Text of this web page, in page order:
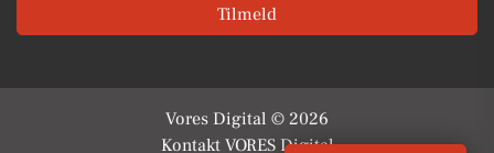
Tilmeld
Vores Digital © 2026
Kontakt VORES Digital